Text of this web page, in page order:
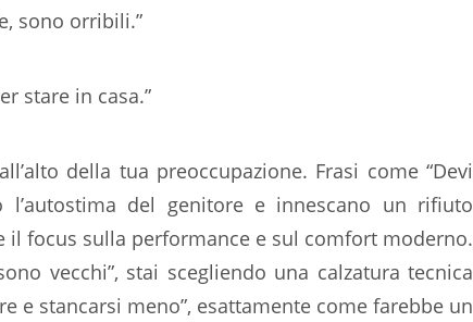
sono orribili.”
stare in casa.”
della tua preoccupazione. Frasi come“Devi
l’autostima del genitore e innescano un rifiuto
il focus sulla performance e sul comfort moderno.
vecchi”, stai scegliendo una calzatura tecnica
e stancarsi meno”, esattamente come farebbe un